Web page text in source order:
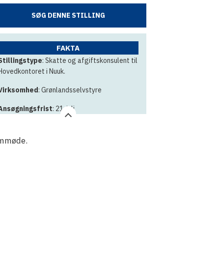
SØG DENNE STILLING
FAKTA
: Skatte og afgiftskonsulent til
i Nuuk.
: Grønlandsselvstyre
: 21. juli